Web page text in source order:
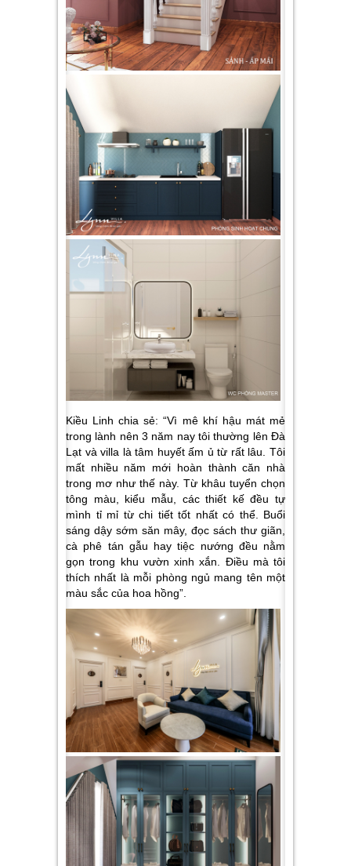
Kiều Linh chia sẻ: “Vì mê khí hậu mát mẻ
trong lành nên 3 năm nay tôi thường lên Đà
Lạt và villa là tâm huyết ấm ủ từ rất lâu. Tôi
mất nhiều năm mới hoàn thành căn nhà
trong mơ như thế này. Từ khâu tuyển chọn
tông màu, kiểu mẫu, các thiết kế đều tự
mình tỉ mỉ từ chi tiết tốt nhất có thể. Buổi
sáng dậy sớm săn mây, đọc sách thư giãn,
cà phê tán gẫu hay tiệc nướng đều nằm
gọn trong khu vườn xinh xắn. Điều mà tôi
thích nhất là mỗi phòng ngủ mang tên một
màu sắc của hoa hồng”.